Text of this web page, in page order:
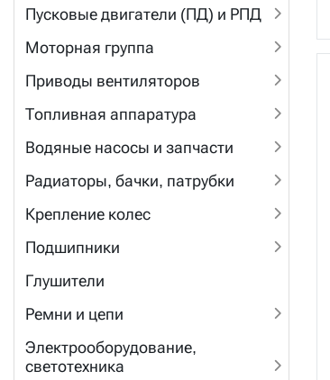
Пусковые двигатели (ПД) и РПД
Моторная группа
Приводы вентиляторов
Топливная аппаратура
Водяные насосы и запчасти
Радиаторы, бачки, патрубки
Крепление колес
Подшипники
Глушители
Ремни и цепи
Электрооборудование,
светотехника